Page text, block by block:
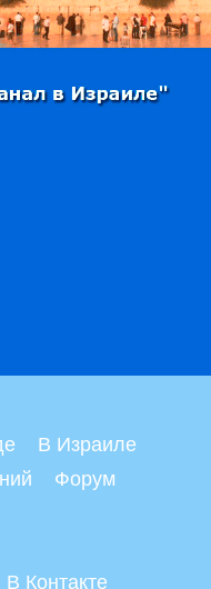
В Израиле
Форум
В Контакте